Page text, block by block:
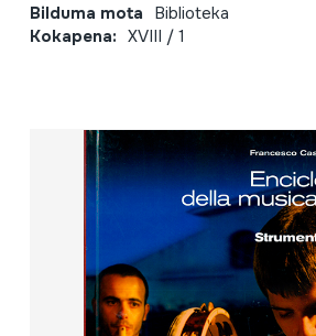
Bilduma mota Biblioteka
Kokapena: XVIII / 1